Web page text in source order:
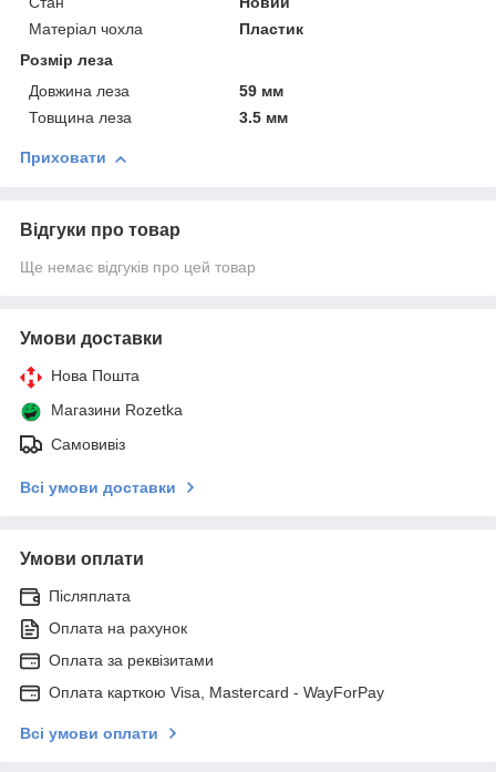
Матеріал чохла
Пластик
Розмір леза
Довжина леза
59 мм
Товщина леза
3.5 мм
Приховати
Відгуки про товар
Ще немає відгуків про цей товар
Умови доставки
Нова Пошта
Магазини Rozetka
Самовивіз
Всі умови доставки
Умови оплати
Післяплата
Оплата на рахунок
Оплата за реквізитами
Оплата карткою Visa, Mastercard - WayForPay
Всі умови оплати